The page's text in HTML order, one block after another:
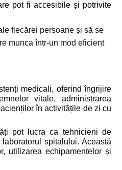
pot fi accesibile și potrivite
fiecărei persoane și să se
munca într-un mod eficient
medicali, oferind îngrijire
vitale, administrarea
în activitățile de zi cu
pot lucra ca tehnicieni de
spitalului. Această
utilizarea echipamentelor și